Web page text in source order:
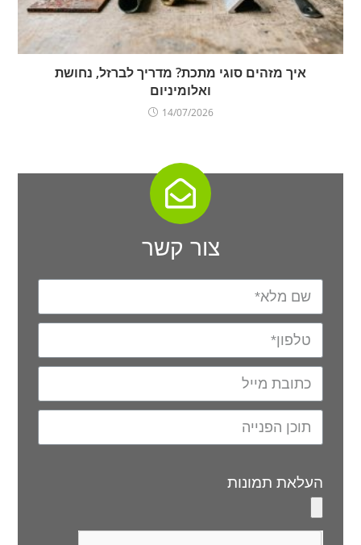
איך מזהים סוגי מתכת? מדריך לברזל, נחושת
ואלומיניום
14/07/2026
צור קשר
העלאת תמונות